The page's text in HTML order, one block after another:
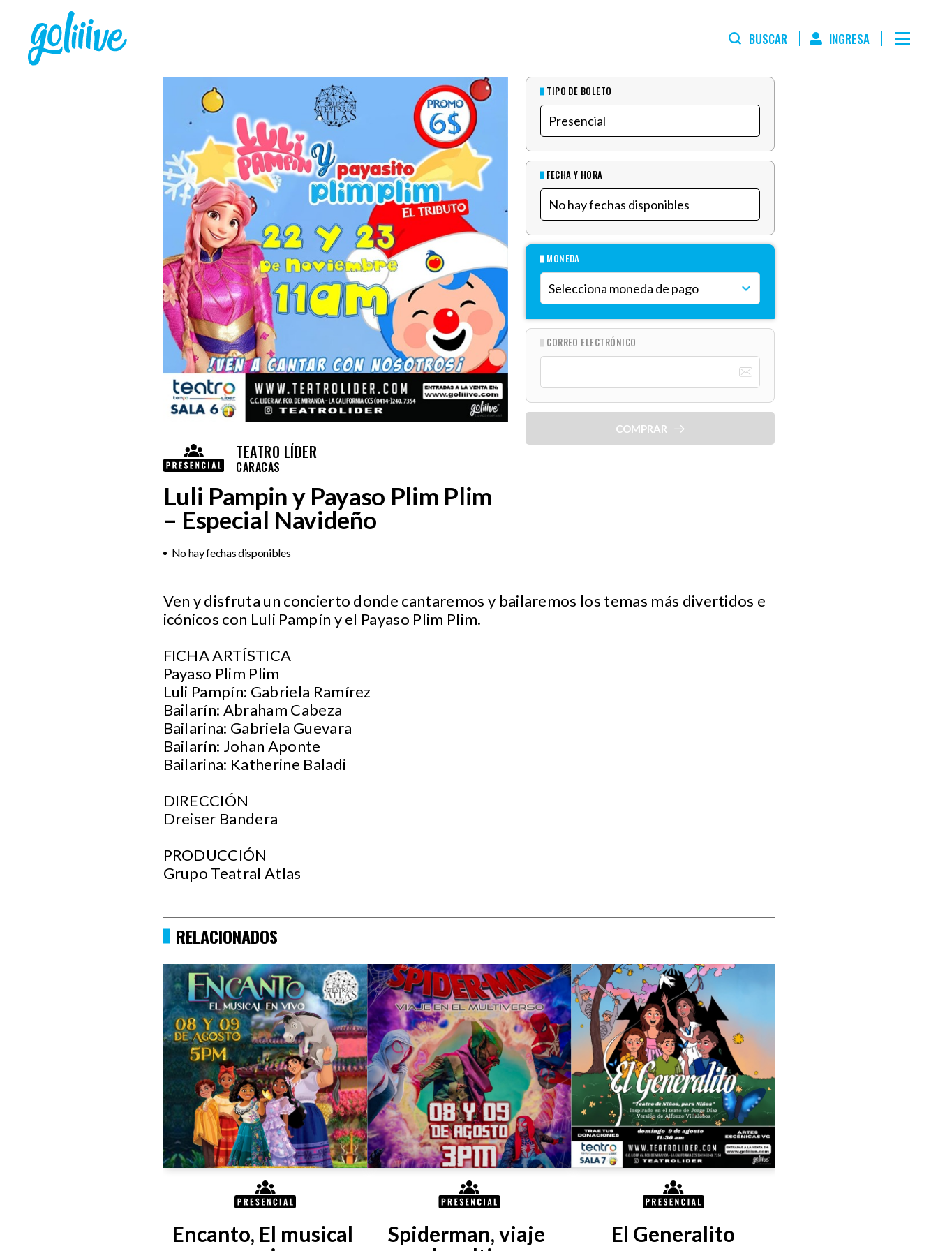
BUSCAR INGRESA
TEATRO LÍDER
CARACAS
Luli Pampin y Payaso Plim Plim
– Especial Navideño
No hay fechas disponibles
TIPO DE BOLETO
FECHA Y HORA
MONEDA
CORREO ELECTRÓNICO
COMPRAR
Ven y disfruta un concierto donde cantaremos y bailaremos los temas más divertidos e
icónicos con Luli Pampín y el Payaso Plim Plim.
FICHA ARTÍSTICA
Payaso Plim Plim
Luli Pampín: Gabriela Ramírez
Bailarín: Abraham Cabeza
Bailarina: Gabriela Guevara
Bailarín: Johan Aponte
Bailarina: Katherine Baladi
DIRECCIÓN
Dreiser Bandera
PRODUCCIÓN
Grupo Teatral Atlas
RELACIONADOS
Encanto, El musical
Spiderman, viaje
El Generalito